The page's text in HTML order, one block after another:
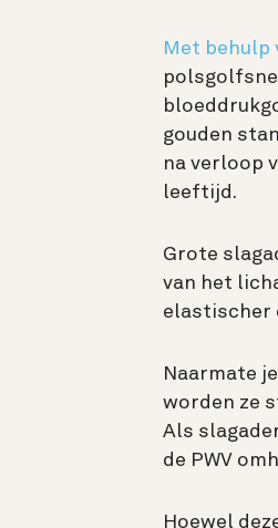
Met behulp
gouden
na verloop
leeftijd.
Grote
van het
elastischer
Naarmate
worden ze
Als
de PWV
Hoewel